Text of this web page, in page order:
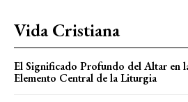
Vida Cristiana
El Significado Profundo del Altar en
Elemento Central de la Liturgia